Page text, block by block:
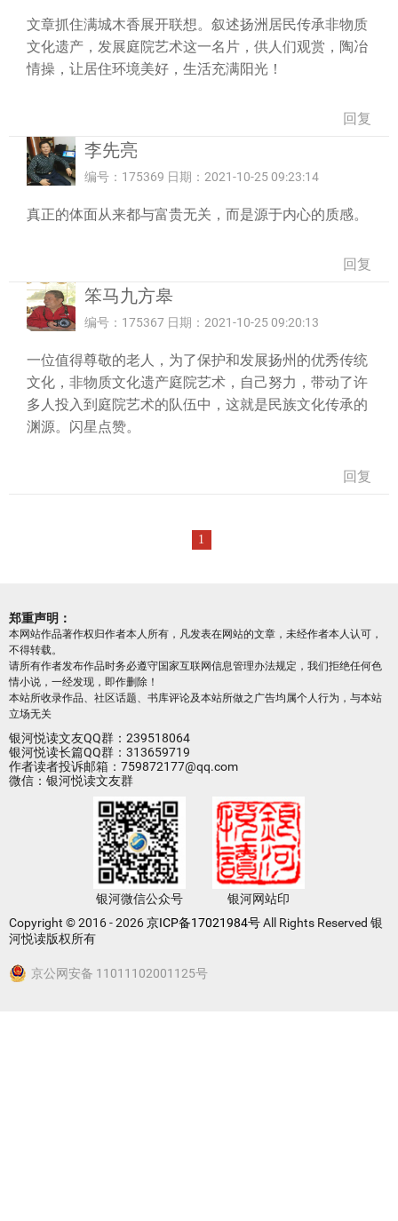
文章抓住满城木香展开联想。叙述扬洲居民传承非物质
文化遗产，发展庭院艺术这一名片，供人们观赏，陶冶
情操，让居住环境美好，生活充满阳光！
回复
李先亮
编号：175369 日期：2021-10-25 09:23:14
真正的体面从来都与富贵无关，而是源于内心的质感。
回复
笨马九方皋
编号：175367 日期：2021-10-25 09:20:13
一位值得尊敬的老人，为了保护和发展扬州的优秀传统
文化，非物质文化遗产庭院艺术，自己努力，带动了许
多人投入到庭院艺术的队伍中，这就是民族文化传承的
渊源。闪星点赞。
回复
1
郑重声明：
本网站作品著作权归作者本人所有，凡发表在网站的文章，未经作者本人认可，
不得转载。
请所有作者发布作品时务必遵守国家互联网信息管理办法规定，我们拒绝任何色
情小说，一经发现，即作删除！
本站所收录作品、社区话题、书库评论及本站所做之广告均属个人行为，与本站
立场无关
银河悦读文友QQ群：239518064
银河悦读长篇QQ群：313659719
作者读者投诉邮箱：759872177@qq.com
微信：银河悦读文友群
银河微信公众号
银河网站印
Copyright © 2016 - 2026京ICP备17021984号All Rights Reserved 银
河悦读版权所有
京公网安备 11011102001125号